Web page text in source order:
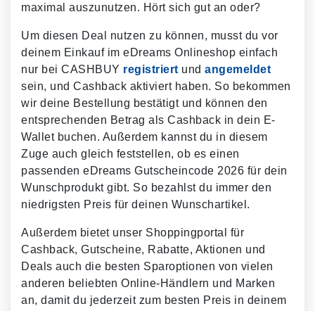
maximal auszunutzen. Hört sich gut an oder?
Um diesen Deal nutzen zu können, musst du vor
deinem Einkauf im eDreams Onlineshop einfach
nur bei CASHBUY registriert und angemeldet
sein, und Cashback aktiviert haben. So bekommen
wir deine Bestellung bestätigt und können den
entsprechenden Betrag als Cashback in dein E-
Wallet buchen. Außerdem kannst du in diesem
Zuge auch gleich feststellen, ob es einen
passenden eDreams Gutscheincode 2026 für dein
Wunschprodukt gibt. So bezahlst du immer den
niedrigsten Preis für deinen Wunschartikel.
Außerdem bietet unser Shoppingportal für
Cashback, Gutscheine, Rabatte, Aktionen und
Deals auch die besten Sparoptionen von vielen
anderen beliebten Online-Händlern und Marken
an, damit du jederzeit zum besten Preis in deinem